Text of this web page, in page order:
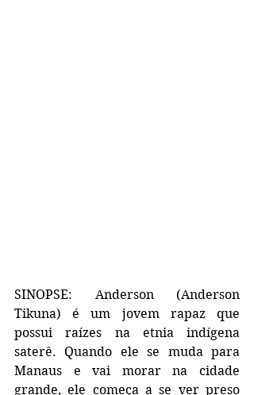
SINOPSE: Anderson (Anderson
Tikuna) é um jovem rapaz que
possui raízes na etnia indígena
saterê. Quando ele se muda para
Manaus e vai morar na cidade
grande, ele começa a se ver preso